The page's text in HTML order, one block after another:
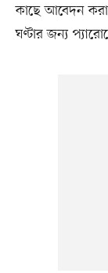
কাছে আবেদন
ঘণ্টার জন্য